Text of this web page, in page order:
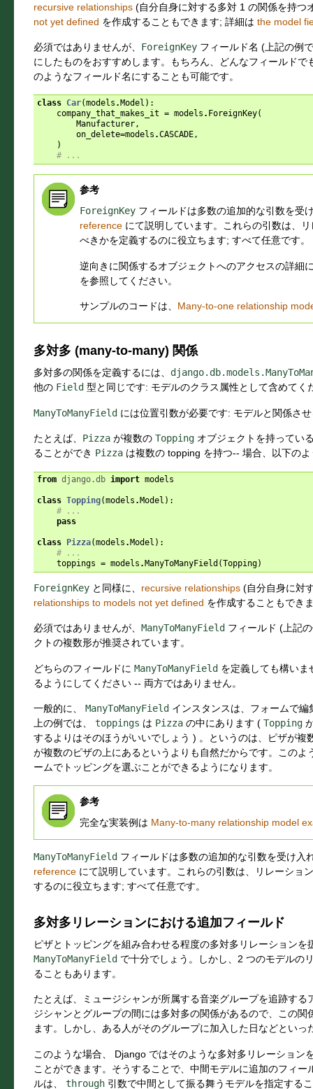
recursive relationships (自分自身に対する多対 1 の関係を持つ
not yet defined を作成することもできます; 詳細は the model
必須ではありませんが、 ForeignKey フィールド名 (上記の例
にしたものをおすすめします。もちろん、どんなフィールド
のようなフィールド名にすることも可能です。
class Car(models . Model ):
company_that_makes_it = models . ForeignKey(
Manufacturer,
on_delete=models .CASCADE,
)
# ...
参考
ForeignKey フィールドは多数の追加的な引数を受
reference にて説明しています。これらの引数は、
べきかを定義するのに役立ちます; すべて任意です。
逆向きに関係するオブジェクトへのアクセスの詳細
を参照してください。
サンプルのコードは、 Many-to-one relationship
多対多 (many-to-many) 関係
多対多の関係を定義するには、
他の Field 型と同じです: モデルのクラス属性として含めてく
ManyToManyField には位置引数が必要です: モデルと関係さ
たとえば、 Pizza が複数の Topping オブジェクトを持ってい
ることができ Pizza は複数の topping を持つ-- 場合、以下の
from django.db import models
class Topping(models . Model ):
# ...
pass
class Pizza(models . Model ):
# ...
toppings = models . ManyToManyField (Topping)
ForeignKey と同様に、 recursive relationships (自分自身に対
relationships to models not yet defined を作成することもでき
必須ではありませんが、 ManyToManyField フィールド (上記
クトの複数形が推奨されています。
どちらのフィールドに ManyToManyField を定義しても構い
るようにしてください -- 両方ではありません。
一般的に、 ManyToManyField インスタンスは、フォームで
上の例では、 toppings は Pizza の中にあります ( Topping
するよりはそのほうがいいでしょう ) 。というのは、ピザが複
が複数のピザの上にあるというよりも自然だからです。この
ームでトッピングを選ぶことができるようになります。
参考
完全な実装例は Many-to-many relationship model
ManyToManyField フィールドは多数の追加的な引数を受け入
reference にて説明しています。これらの引数は、リレーショ
するのに役立ちます; すべて任意です。
多対多リレーションにおける追加フィールド
ピザとトッピングを組み合わせる程度の多対多リレーションを
ManyToManyField で十分でしょう。しかし、2 つのモデルの
ることもあります。
たとえば、ミュージシャンが所属する音楽グループを追跡す
ジシャンとグループの間には多対多の関係があるので、この関
ます。しかし、ある人がそのグループに加入した日などとい
このような場合、 Django ではそのような多対多リレーション
ことができます。そうすることで、中間モデルに追加のフィ
ルは、 through 引数で中間として振る舞うモデルを指定する